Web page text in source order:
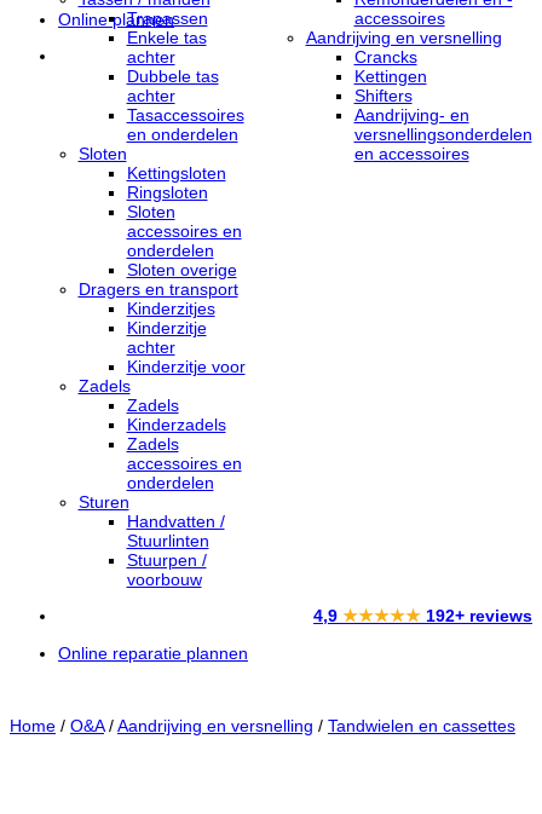
Online plannen
Trapassen
Enkele tas
achter
Dubbele tas
achter
Tasaccessoires
en onderdelen
Sloten
Kettingsloten
Ringsloten
Sloten
accessoires en
onderdelen
Sloten overige
Dragers en transport
Kinderzitjes
Kinderzitje
achter
Kinderzitje voor
Zadels
Zadels
Kinderzadels
Zadels
accessoires en
onderdelen
Sturen
Handvatten /
Stuurlinten
Stuurpen /
voorbouw
accessoires
Aandrijving en versnelling
Crancks
Kettingen
Shifters
Aandrijving- en
versnellingsonderdelen
en accessoires
4,9 ★★★★★ 192+ reviews
Online reparatie plannen
Home / O&A /Aandrijving en versnelling / Tandwielen en cassettes